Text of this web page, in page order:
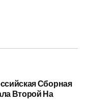
Сборная
Второй На